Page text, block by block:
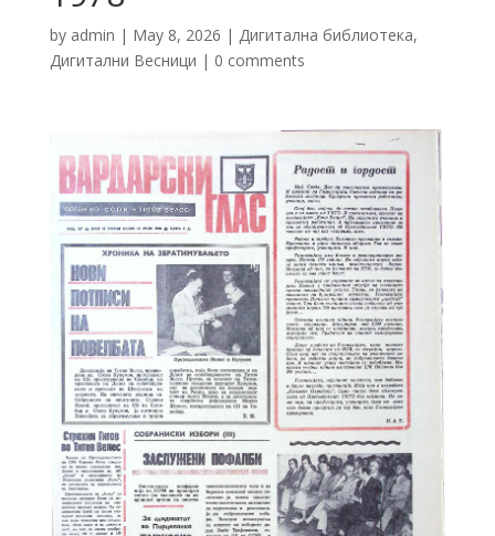
by admin | May 8, 2026 | Дигитална библиотека,
Дигитални Весници | 0 comments